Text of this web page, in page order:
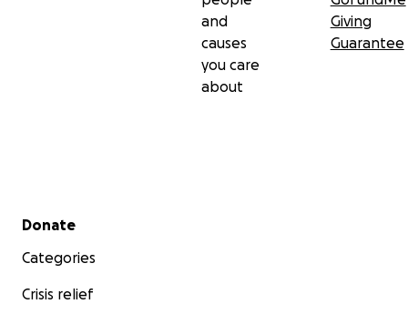
and
causes
you care
about
Giving
Guarantee
Secondary menu
Donate
Categories
Crisis relief